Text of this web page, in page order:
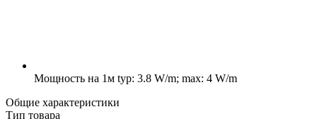
Мощность на 1м typ: 3.8 W/m; max: 4 W/m
Общие характеристики
Тип товара